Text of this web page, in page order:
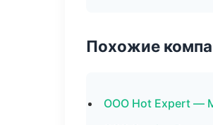
Похожие
ООО Hot Expert —